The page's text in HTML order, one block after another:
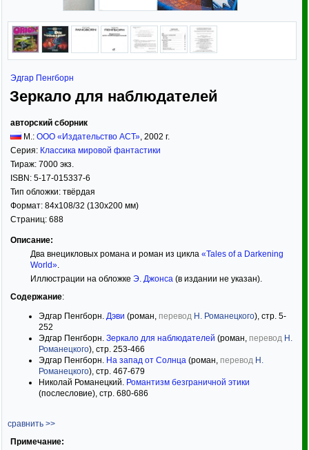
Эдгар Пенгборн
Зеркало для наблюдателей
авторский сборник
М.: ООО «Издательство АСТ», 2002 г.
Серия: Классика мировой фантастики
Тираж: 7000 экз.
ISBN: 5-17-015337-6
Тип обложки: твёрдая
Формат: 84x108/32 (130x200 мм)
Страниц: 688
Описание:
Два внецикловых романа и роман из цикла «Tales of a Darkening
World».
Иллюстрации на обложке Э. Джонса(в издании не указан).
Содержание:
Эдгар Пенгборн. Дэви (роман, перевод Н. Романецкого), стр. 5-
252
Эдгар Пенгборн. Зеркало для наблюдателей (роман, перевод Н.
Романецкого), стр. 253-466
Эдгар Пенгборн. На запад от Солнца (роман, перевод Н.
Романецкого), стр. 467-679
Николай Романецкий. Романтизм безграничной этики
(послесловие), стр. 680-686
сравнить >>
Примечание: